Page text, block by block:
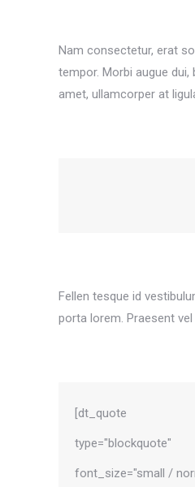
Nam consectetur, erat
tempor. Morbi augue
amet, ullamcorper at
Fellen tesque id
porta lorem. Praesent
[dt_quote
type="blockquote"
font_size="small /